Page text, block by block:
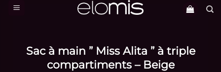
Passer
Sac à main ” Miss Alita ” à triple
compartiments – Beige